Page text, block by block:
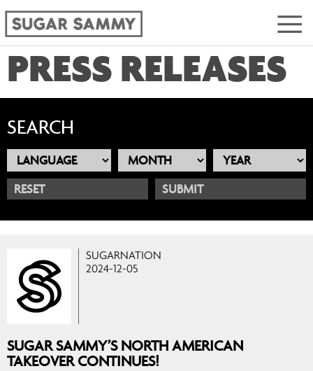
PRESS RELEASES
SEARCH
RESET
SUGARNATION
2024-12-05
SUGAR SAMMY’S NORTH AMERICAN
TAKEOVER CONTINUES!